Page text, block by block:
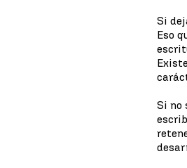
Si
Eso
Si no